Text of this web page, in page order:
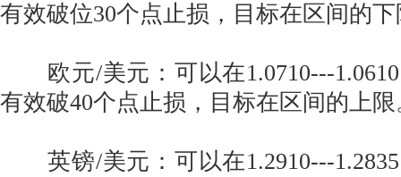
有效破位30个点止损，目标在区间的
欧元/美元：可以在1.0710---
有效破40个点止损，目标在区间的上限
英镑/美元：可以在1.2910---